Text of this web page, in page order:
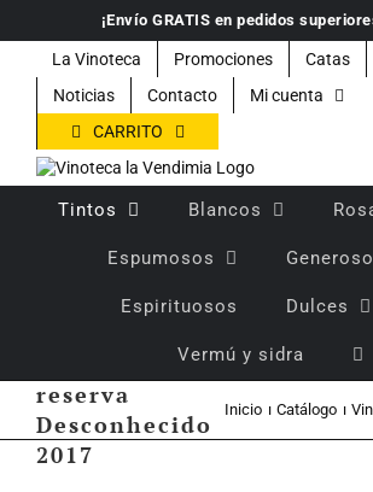
contenido
¡Envío GRATIS en pedidos
La Vinoteca Promociones Catas
Noticias
Contacto
Mi cuenta
CARRITO
Tintos Blancos
Espumosos
Espirituosos Dulces
Vermú y sidra
reserva
Desconhecido
2017
Inicio Catálogo